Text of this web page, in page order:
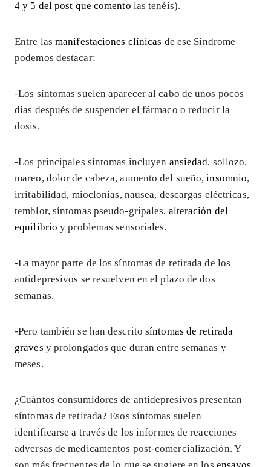
4 y 5 del post que comento las tenéis).
Entre lasmanifestaciones clínicas de ese Síndrome
podemos destacar:
-Los síntomas suelen aparecer al cabo de unos pocos
días después de suspender el fármaco o reducir la
dosis.
-Los principales síntomas incluyen ansiedad, sollozo,
mareo, dolor de cabeza, aumento del sueño,insomnio,
irritabilidad, mioclonías, nausea, descargas eléctricas,
temblor, síntomas pseudo-gripales, alteración del
equilibrio y problemas sensoriales.
-La mayor parte de los síntomas de retirada de los
antidepresivos se resuelven en el plazo de dos
semanas.
-Pero también se han descritosíntomas de retirada
graves y prolongados que duran entre semanas y
meses.
¿Cuántos consumidores de antidepresivos presentan
síntomas de retirada? Esos síntomas suelen
identificarse a través de los informes de reacciones
adversas de medicamentos post-comercialización. Y
son más frecuentes de lo que se sugiere en los ensayos